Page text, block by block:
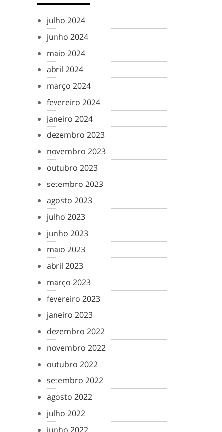
julho 2024
junho 2024
maio 2024
abril 2024
março 2024
fevereiro 2024
janeiro 2024
dezembro 2023
novembro 2023
outubro 2023
setembro 2023
agosto 2023
julho 2023
junho 2023
maio 2023
abril 2023
março 2023
fevereiro 2023
janeiro 2023
dezembro 2022
novembro 2022
outubro 2022
setembro 2022
agosto 2022
julho 2022
junho 2022